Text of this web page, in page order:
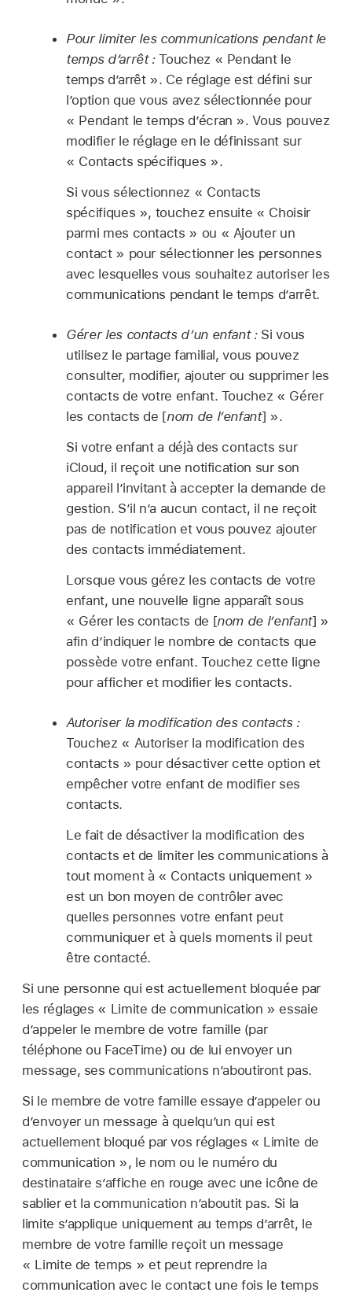
Pour limiter les communications pendant le
temps d’arrêt :Touchez « Pendant le
temps d’arrêt ». Ce réglage est défini sur
l’option que vous avez sélectionnée pour
« Pendant le temps d’écran ». Vous pouvez
modifier le réglage en le définissant sur
« Contacts spécifiques ».
Si vous sélectionnez « Contacts
spécifiques », touchez ensuite « Choisir
parmi mes contacts » ou « Ajouter un
contact » pour sélectionner les personnes
avec lesquelles vous souhaitez autoriser les
communications pendant le temps d’arrêt.
Gérer les contacts d’un enfant :Si vous
utilisez le partage familial, vous pouvez
consulter, modifier, ajouter ou supprimer les
contacts de votre enfant. Touchez « Gérer
les contacts de [nom de l’enfant] ».
Si votre enfant a déjà des contacts sur
iCloud, il reçoit une notification sur son
appareil l’invitant à accepter la demande de
gestion. S’il n’a aucun contact, il ne reçoit
pas de notification et vous pouvez ajouter
des contacts immédiatement.
Lorsque vous gérez les contacts de votre
enfant, une nouvelle ligne apparaît sous
« Gérer les contacts de [nom de l’enfant] »
afin d’indiquer le nombre de contacts que
possède votre enfant. Touchez cette ligne
pour afficher et modifier les contacts.
Autoriser la modification des contacts :
Touchez « Autoriser la modification des
contacts » pour désactiver cette option et
empêcher votre enfant de modifier ses
contacts.
Le fait de désactiver la modification des
contacts et de limiter les communications à
tout moment à « Contacts uniquement »
est un bon moyen de contrôler avec
quelles personnes votre enfant peut
communiquer et à quels moments il peut
être contacté.
Si une personne qui est actuellement bloquée par
les réglages « Limite de communication » essaie
d’appeler le membre de votre famille (par
téléphone ou FaceTime) ou de lui envoyer un
message, ses communications n’aboutiront pas.
Si le membre de votre famille essaye d’appeler ou
d’envoyer un message à quelqu’un qui est
actuellement bloqué par vos réglages « Limite de
communication », le nom ou le numéro du
destinataire s’affiche en rouge avec une icône de
sablier et la communication n’aboutit pas. Si la
limite s’applique uniquement au temps d’arrêt, le
membre de votre famille reçoit un message
« Limite de temps » et peut reprendre la
communication avec le contact une fois le temps